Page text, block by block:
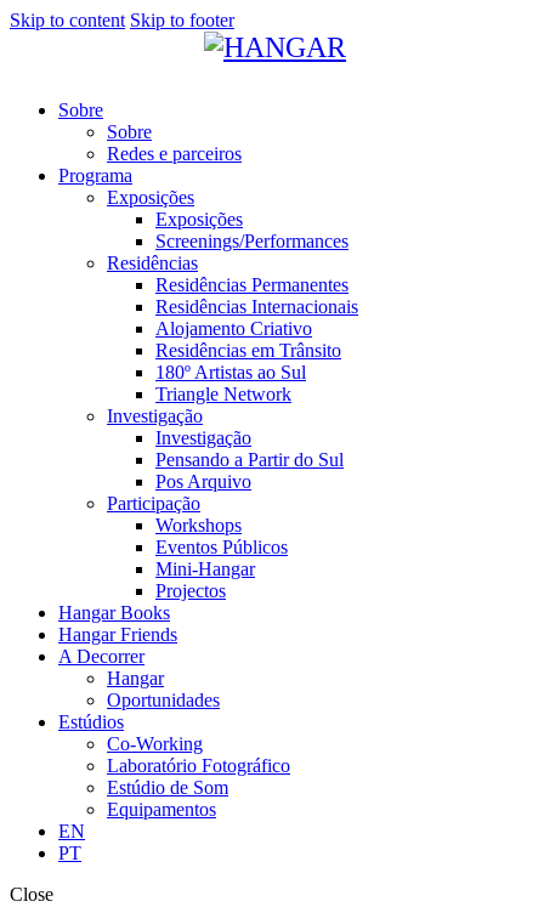
Skip to content Skip to footer
Sobre
Sobre
Redes e parceiros
Programa
Exposições
Exposições
Screenings/Performances
Residências
Residências Permanentes
Residências Internacionais
Alojamento Criativo
Residências em Trânsito
180º Artistas ao Sul
Triangle Network
Investigação
Investigação
Pensando a Partir do Sul
Pos Arquivo
Participação
Workshops
Eventos Públicos
Mini-Hangar
Projectos
Hangar Books
Hangar Friends
A Decorrer
Hangar
Oportunidades
Estúdios
Co-Working
Laboratório Fotográfico
Estúdio de Som
Equipamentos
EN
PT
Close